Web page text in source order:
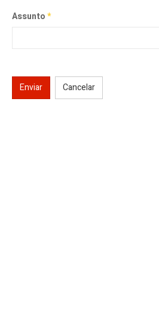
Assunto*
Enviar Cancelar